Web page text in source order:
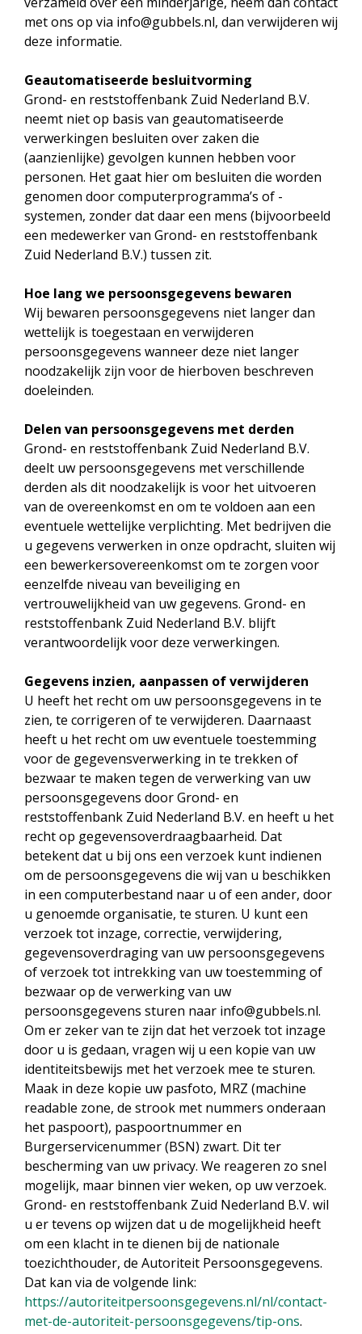
met ons op via info@gubbels.nl, dan verwijderen wij
deze informatie.
Geautomatiseerde besluitvorming
Grond- en reststoffenbank Zuid Nederland B.V.
neemt niet op basis van geautomatiseerde
verwerkingen besluiten over zaken die
(aanzienlijke) gevolgen kunnen hebben voor
personen. Het gaat hier om besluiten die worden
genomen door computerprogramma’s of -
systemen, zonder dat daar een mens (bijvoorbeeld
een medewerker van Grond- en reststoffenbank
Zuid Nederland B.V.) tussen zit.
Hoe lang we persoonsgegevens bewaren
Wij bewaren persoonsgegevens niet langer dan
wettelijk is toegestaan en verwijderen
persoonsgegevens wanneer deze niet langer
noodzakelijk zijn voor de hierboven beschreven
doeleinden.
Delen van persoonsgegevens met derden
Grond- en reststoffenbank Zuid Nederland B.V.
deelt uw persoonsgegevens met verschillende
derden als dit noodzakelijk is voor het uitvoeren
van de overeenkomst en om te voldoen aan een
eventuele wettelijke verplichting. Met bedrijven die
u gegevens verwerken in onze opdracht, sluiten wij
een bewerkersovereenkomst om te zorgen voor
eenzelfde niveau van beveiliging en
vertrouwelijkheid van uw gegevens. Grond- en
reststoffenbank Zuid Nederland B.V. blijft
verantwoordelijk voor deze verwerkingen.
Gegevens inzien, aanpassen of verwijderen
U heeft het recht om uw persoonsgegevens in te
zien, te corrigeren of te verwijderen. Daarnaast
heeft u het recht om uw eventuele toestemming
voor de gegevensverwerking in te trekken of
bezwaar te maken tegen de verwerking van uw
persoonsgegevens door Grond- en
reststoffenbank Zuid Nederland B.V. en heeft u het
recht op gegevensoverdraagbaarheid. Dat
betekent dat u bij ons een verzoek kunt indienen
om de persoonsgegevens die wij van u beschikken
in een computerbestand naar u of een ander, door
u genoemde organisatie, te sturen. U kunt een
verzoek tot inzage, correctie, verwijdering,
gegevensoverdraging van uw persoonsgegevens
of verzoek tot intrekking van uw toestemming of
bezwaar op de verwerking van uw
persoonsgegevens sturen naar info@gubbels.nl.
Om er zeker van te zijn dat het verzoek tot inzage
door u is gedaan, vragen wij u een kopie van uw
identiteitsbewijs met het verzoek mee te sturen.
Maak in deze kopie uw pasfoto, MRZ (machine
readable zone, de strook met nummers onderaan
het paspoort), paspoortnummer en
Burgerservicenummer (BSN) zwart. Dit ter
bescherming van uw privacy. We reageren zo snel
mogelijk, maar binnen vier weken, op uw verzoek.
Grond- en reststoffenbank Zuid Nederland B.V. wil
u er tevens op wijzen dat u de mogelijkheid heeft
om een klacht in te dienen bij de nationale
toezichthouder, de Autoriteit Persoonsgegevens.
Dat kan via de volgende link:
https://autoriteitpersoonsgegevens.nl/nl/contact-
met-de-autoriteit-persoonsgegevens/tip-ons.